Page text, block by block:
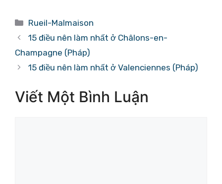
Danh
mục
Rueil-Malmaison
15 điều nên làm nhất ở Châlons-en-
Champagne (Pháp)
15 điều nên làm nhất ở Valenciennes (Pháp)
Viết Một Bình Luận